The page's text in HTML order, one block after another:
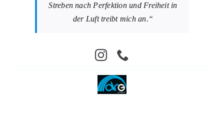
Streben nach Perfektion und Freiheit in
der Luft treibt mich an.“